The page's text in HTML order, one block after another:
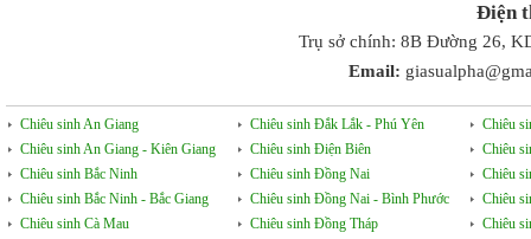
Điện
Trụ sở chính: 8B Đường 26,
Email:
Chiêu sinh An Giang
Chiêu sinh An Giang - Kiên Giang
Chiêu sinh Bắc Ninh
Chiêu sinh Bắc Ninh - Bắc Giang
Chiêu sinh Cà Mau
Chiêu sinh Đắk Lắk - Phú Yên
Chiêu sinh Điện Biên
Chiêu sinh Đồng Nai
Chiêu sinh Đồng Nai - Bình Phước
Chiêu sinh Đồng Tháp
Chiêu
Chiêu
Chiêu
Chiêu
Chiêu